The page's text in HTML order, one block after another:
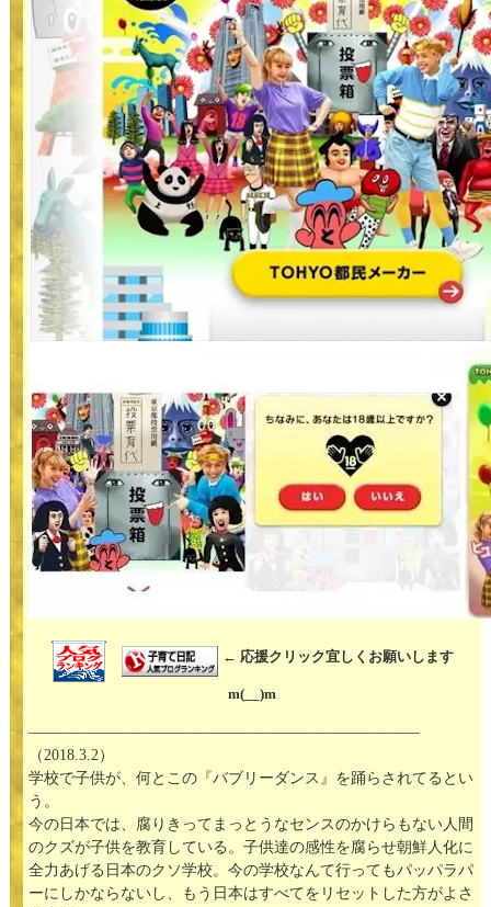
← 応援クリック宜しくお願いします
m(__)m
—————————————————————————–
（2018.3.2）
学校で子供が、何とこの『バブリーダンス』を踊らされてるとい
う。
今の日本では、腐りきってまっとうなセンスのかけらもない人間
のクズが子供を教育している。子供達の感性を腐らせ朝鮮人化に
全力あげる日本のクソ学校。今の学校なんて行ってもパッパラパ
ーにしかならないし、もう日本はすべてをリセットした方がよさ